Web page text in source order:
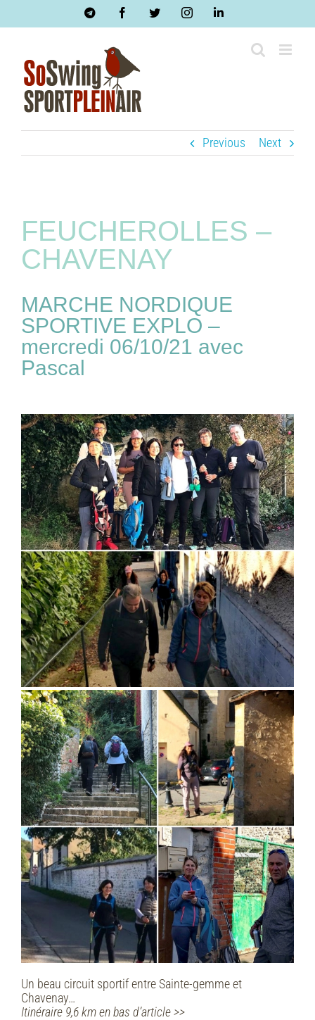
TelegramFacebookTwitterInstagramLinkedIn
Previous Next
FEUCHEROLLES –
CHAVENAY
MARCHE NORDIQUE
SPORTIVE EXPLO –
mercredi 06/10/21 avec
Pascal
Un beau circuit sportif entre Sainte-gemme et
Chavenay…
Itinéraire 9,6 km en bas d’article >>